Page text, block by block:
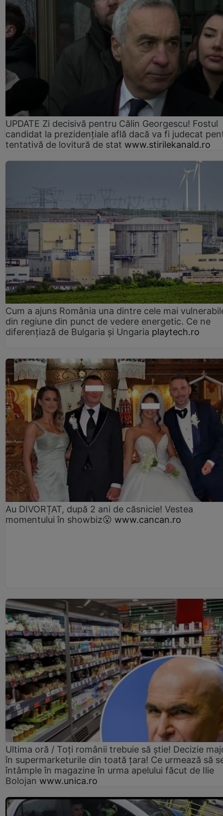
UPDATE Zi decisivă pentru Călin Georgescu! Fostul
candidat la prezidențiale află dacă va fi judecat
tentativă de lovitură de stat www.stirilekanald.ro
Cum a ajuns România una dintre cele mai
din regiune din punct de vedere energetic. Ce ne
diferențiază de Bulgaria și Ungaria playtech.ro
Au DIVORȚAT, după 2 ani de căsnicie! Vestea
momentului în showbiz😮 www.cancan.ro
Ultima oră / Toți românii trebuie să știe! Decizie
în supermarketurile din toată țara! Ce urmează să
întâmple în magazine în urma apelului făcut de Ilie
Bolojan www.unica.ro